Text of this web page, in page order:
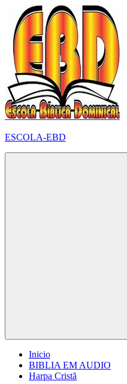
para
conteúdo
ESCOLA-EBD
Inicio
BIBLIA EM AUDIO
Harpa Cristã